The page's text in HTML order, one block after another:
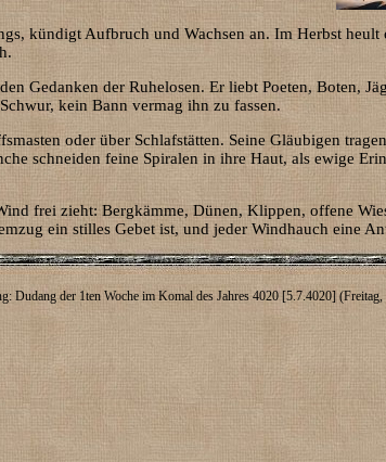
kündigt Aufbruch und Wachsen an. Im Herbst heult
Gedanken der Ruhelosen. Er liebt Poeten, Boten,
kein Bann vermag ihn zu fassen.
oder über Schlafstätten. Seine Gläubigen
schneiden feine Spiralen in ihre Haut, als ewige
frei zieht: Bergkämme, Dünen, Klippen, offene
ein stilles Gebet ist, und jeder Windhauch eine
Dudang der 1ten Woche im Komal des Jahres 4020 [5.7.4020]